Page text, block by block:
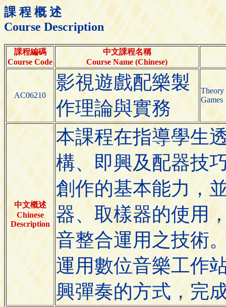
課 程 概 述
Course Description
課程編碼
Course Code
中文課程名稱
Course Name (Chinese)
AC06210
影視遊戲配樂製
作理論與實務
Theory
Games
中文概述
Chinese
Description
本課程在指導學生
構、即興及配器技
創作的基本能力，
器、取樣器的使用
音整合運用之技術
運用數位音樂工作
興彈奏的方式，完